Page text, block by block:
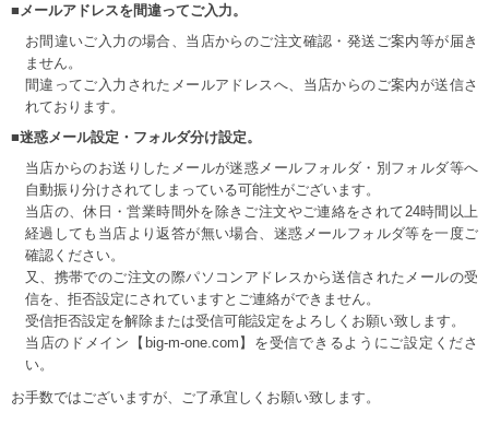
■メールアドレスを間違ってご入力。
お間違いご入力の場合、当店からのご注文確認・発送ご案内等が届き
ません。
間違ってご入力されたメールアドレスへ、当店からのご案内が送信さ
れております。
■迷惑メール設定・フォルダ分け設定。
当店からのお送りしたメールが迷惑メールフォルダ・別フォルダ等へ
自動振り分けされてしまっている可能性がございます。
当店の、休日・営業時間外を除きご注文やご連絡をされて24時間以上
経過しても当店より返答が無い場合、迷惑メールフォルダ等を一度ご
確認ください。
又、携帯でのご注文の際パソコンアドレスから送信されたメールの受
信を、拒否設定にされていますとご連絡ができません。
受信拒否設定を解除または受信可能設定をよろしくお願い致します。
当店のドメイン【big-m-one.com】を受信できるようにご設定くださ
い。
お手数ではございますが、ご了承宜しくお願い致します。